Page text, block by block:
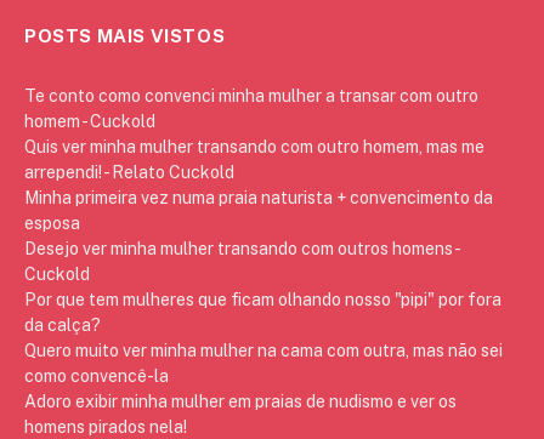
POSTS MAIS VISTOS
Te conto como convenci minha mulher a transar com outro
homem - Cuckold
Quis ver minha mulher transando com outro homem, mas me
arrependi! - Relato Cuckold
Minha primeira vez numa praia naturista + convencimento da
esposa
Desejo ver minha mulher transando com outros homens -
Cuckold
Por que tem mulheres que ficam olhando nosso "pipi" por fora
da calça?
Quero muito ver minha mulher na cama com outra, mas não sei
como convencê-la
Adoro exibir minha mulher em praias de nudismo e ver os
homens pirados nela!